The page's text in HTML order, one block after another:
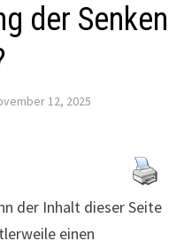
der Senken
12, 2025
der Inhalt dieser Seite
einen